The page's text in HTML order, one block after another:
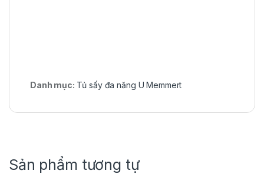
Danh mục: Tủ sấy đa năng U Memmert
Sản phẩm tương tự